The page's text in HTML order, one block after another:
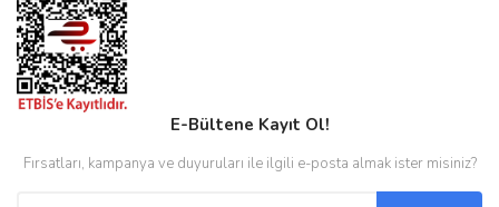
E-Bültene Kayıt Ol!
Fırsatları, kampanya ve duyuruları ile ilgili e-posta almak ister misiniz?